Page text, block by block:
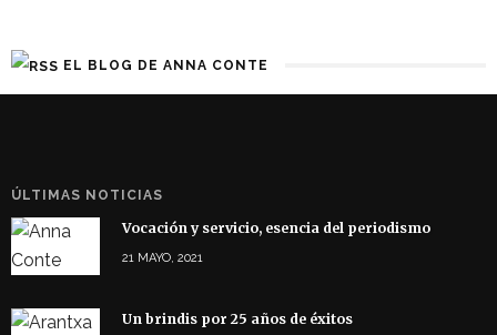
EL BLOG DE ANNA CONTE
ÚLTIMAS NOTICIAS
Vocación y servicio, esencia del periodismo
21 MAYO, 2021
Un brindis por 25 años de éxitos